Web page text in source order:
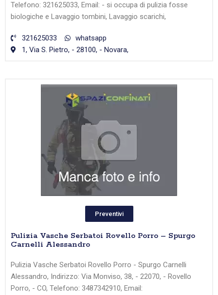
Telefono: 321625033, Email: - si occupa di pulizia fosse
biologiche e Lavaggio tombini, Lavaggio scarichi,
321625033
whatsapp
1, Via S. Pietro, - 28100, - Novara,
Preventivi
Pulizia Vasche Serbatoi Rovello Porro – Spurgo
Carnelli Alessandro
Pulizia Vasche Serbatoi Rovello Porro - Spurgo Carnelli
Alessandro, Indirizzo: Via Monviso, 38, - 22070, - Rovello
Porro, - CO, Telefono: 3487342910, Email: